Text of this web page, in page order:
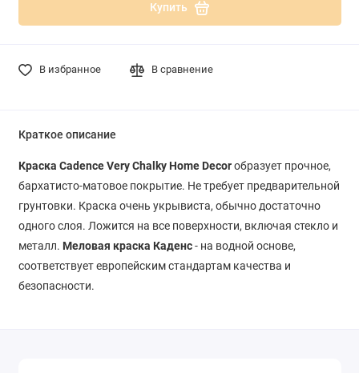
Купить
В избранное В сравнение
Краткое описание
Краска Cadence Very Chalky Home Decorобразует прочное,
бархатисто-матовое покрытие. Не требует предварительной
грунтовки. Краска очень укрывиста, обычно достаточно
одного слоя. Ложится на все поверхности, включая стекло и
металл. Меловая краска Каденс- на водной основе,
соответствует европейским стандартам качества и
безопасности.